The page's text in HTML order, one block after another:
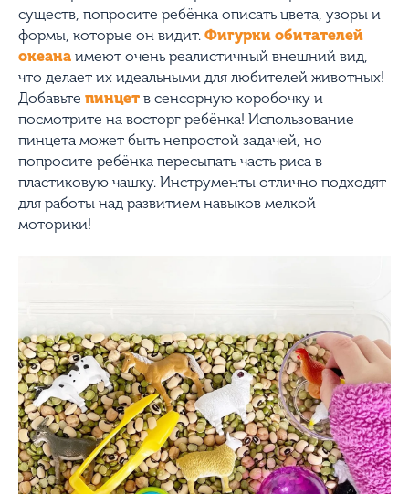
существ, попросите ребёнка описать цвета, узоры и
формы, которые он видит. Фигурки обитателей
океана имеют очень реалистичный внешний вид,
что делает их идеальными для любителей животных!
Добавьте пинцет в сенсорную коробочку и
посмотрите на восторг ребёнка! Использование
пинцета может быть непростой задачей, но
попросите ребёнка пересыпать часть риса в
пластиковую чашку. Инструменты отлично подходят
для работы над развитием навыков мелкой
моторики!